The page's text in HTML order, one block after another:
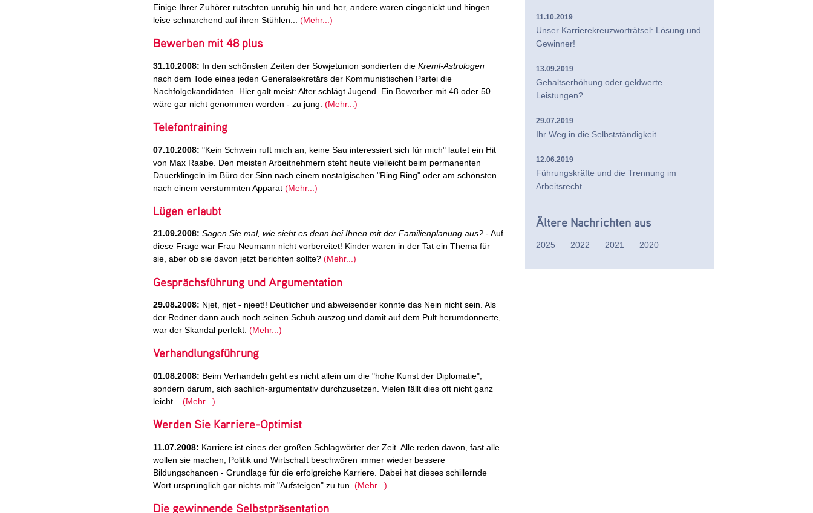
Einige Ihrer Zuhörer rutschten unruhig hin und her, andere waren eingenickt und hingen
leise schnarchend auf ihren Stühlen... (Mehr...)
Bewerben mit 48 plus
31.10.2008: In den schönsten Zeiten der Sowjetunion sondierten die Kreml-Astrologen
nach dem Tode eines jeden Generalsekretärs der Kommunistischen Partei die
Nachfolgekandidaten. Hier galt meist: Alter schlägt Jugend. Ein Bewerber mit 48 oder 50
wäre gar nicht genommen worden - zu jung. (Mehr...)
Telefontraining
07.10.2008: "Kein Schwein ruft mich an, keine Sau interessiert sich für mich" lautet ein Hit
von Max Raabe. Den meisten Arbeitnehmern steht heute vielleicht beim permanenten
Dauerklingeln im Büro der Sinn nach einem nostalgischen "Ring Ring" oder am schönsten
nach einem verstummten Apparat (Mehr...)
Lügen erlaubt
21.09.2008: Sagen Sie mal, wie sieht es denn bei Ihnen mit der Familienplanung aus?- Auf
diese Frage war Frau Neumann nicht vorbereitet! Kinder waren in der Tat ein Thema für
sie, aber ob sie davon jetzt berichten sollte? (Mehr...)
Gesprächsführung und Argumentation
29.08.2008: Njet, njet - njeet!! Deutlicher und abweisender konnte das Nein nicht sein. Als
der Redner dann auch noch seinen Schuh auszog und damit auf dem Pult herumdonnerte,
war der Skandal perfekt. (Mehr...)
Verhandlungsführung
01.08.2008: Beim Verhandeln geht es nicht allein um die "hohe Kunst der Diplomatie",
sondern darum, sich sachlich-argumentativ durchzusetzen. Vielen fällt dies oft nicht ganz
leicht... (Mehr...)
Werden Sie Karriere-Optimist
11.07.2008: Karriere ist eines der großen Schlagwörter der Zeit. Alle reden davon, fast alle
wollen sie machen, Politik und Wirtschaft beschwören immer wieder bessere
Bildungschancen - Grundlage für die erfolgreiche Karriere. Dabei hat dieses schillernde
Wort ursprünglich gar nichts mit "Aufsteigen" zu tun. (Mehr...)
Die gewinnende Selbstpräsentation
11.10.2019
Unser Karrierekreuzworträtsel: Lösung und
Gewinner!
13.09.2019
Gehaltserhöhung oder geldwerte
Leistungen?
29.07.2019
Ihr Weg in die Selbstständigkeit
12.06.2019
Führungskräfte und die Trennung im
Arbeitsrecht
Ältere Nachrichten aus
2025 2022 2021 2020